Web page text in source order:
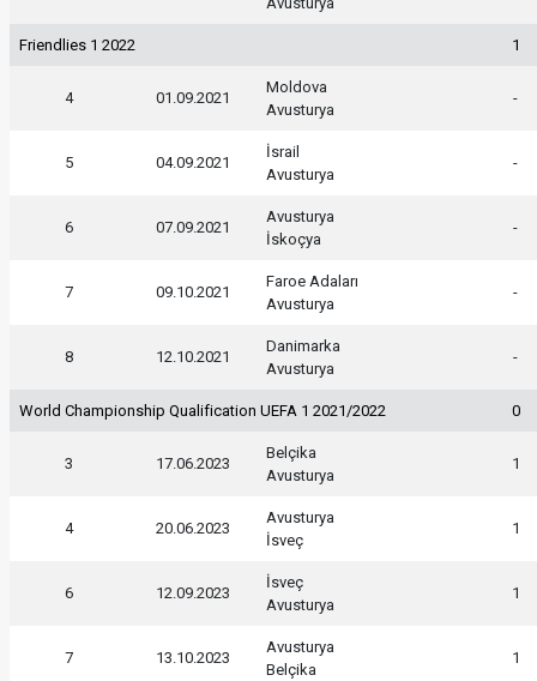
Friendlies 1 2022 1
4 01.09.2021
Moldova
Avusturya
-
5 04.09.2021
İsrail
Avusturya
-
6 07.09.2021
Avusturya
İskoçya
-
7 09.10.2021
Faroe Adaları
Avusturya
-
8 12.10.2021
Danimarka
Avusturya
-
World Championship Qualification UEFA 1 2021/2022 0
3 17.06.2023
Belçika
Avusturya
1
4 20.06.2023
Avusturya
İsveç
1
6 12.09.2023
İsveç
Avusturya
1
7 13.10.2023
Avusturya
Belçika
1